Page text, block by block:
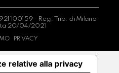
- Reg. Trib. di Milano
20/04/2021
PRIVACY
relative alla privacy